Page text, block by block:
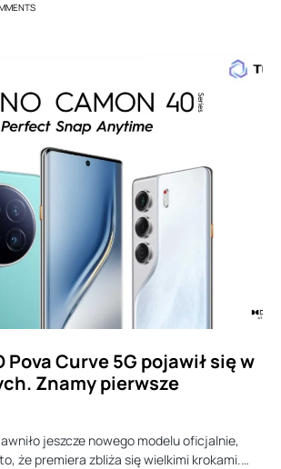
Pova Curve 5G pojawił się w
Znamy pierwsze
jeszcze nowego modelu oficjalnie,
że premiera zbliża się wielkimi krokami.…